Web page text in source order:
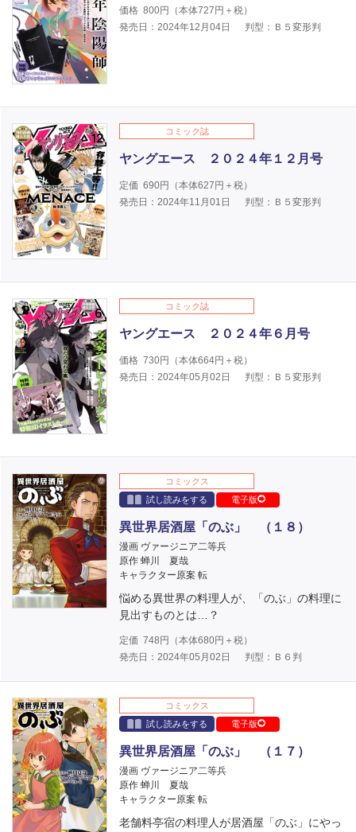
価格 800円（本体727円＋税）
発売日：2024年12月04日
判型：Ｂ５変形判
コミック誌
ヤングエース ２０２４年１２月号
定価 690円（本体627円＋税）
発売日：2024年11月01日
判型：Ｂ５変形判
コミック誌
ヤングエース ２０２４年６月号
価格 730円（本体664円＋税）
発売日：2024年05月02日
判型：Ｂ５変形判
コミックス
試し読みをする
電子版
異世界居酒屋「のぶ」 （１８）
漫画 ヴァージニア二等兵
原作 蝉川 夏哉
キャラクター原案 転
悩める異世界の料理人が、「のぶ」の料理に
見出すものとは…？
定価 748 円（本体680円＋税）
発売日：2024年05月02日
判型：Ｂ６判
コミックス
試し読みをする
電子版
異世界居酒屋「のぶ」 （１７）
漫画 ヴァージニア二等兵
原作 蝉川 夏哉
キャラクター原案 転
老舗料亭宿の料理人が居酒屋「のぶ」にやっ